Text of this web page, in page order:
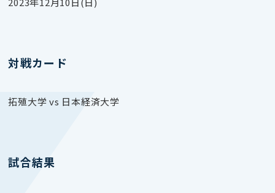
対戦カード
拓殖大学 vs 日本経済大学
試合結果